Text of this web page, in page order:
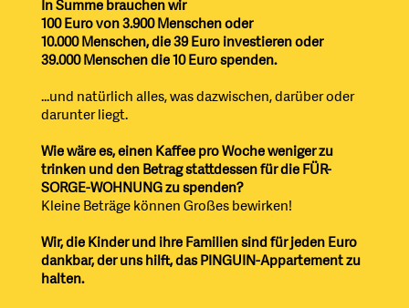
In Summe brauchen wir
100 Euro von 3.900 Menschen oder
10.000 Menschen, die 39 Euro investieren oder
39.000 Menschen die 10 Euro spenden.
...und natürlich alles, was dazwischen, darüber oder
darunter liegt.
Wie wäre es, einen Kaffee pro Woche weniger zu
trinken und den Betrag stattdessen für die FÜR-
SORGE-WOHNUNG zu spenden?
Kleine Beträge können Großes bewirken!
Wir, die Kinder und ihre Familien sind für jeden Euro
dankbar, der uns hilft, das PINGUIN-Appartement zu
halten.